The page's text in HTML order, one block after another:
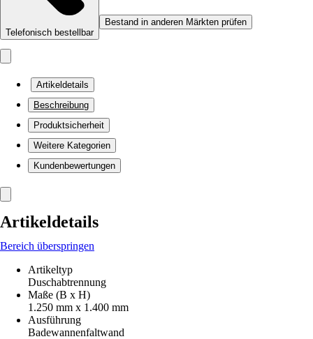
Telefonisch bestellbar
Bestand in anderen Märkten prüfen
Artikeldetails
Beschreibung
Produktsicherheit
Weitere Kategorien
Kundenbewertungen
Artikeldetails
Bereich überspringen
Artikeltyp
Duschabtrennung
Maße (B x H)
1.250 mm x 1.400 mm
Ausführung
Badewannenfaltwand